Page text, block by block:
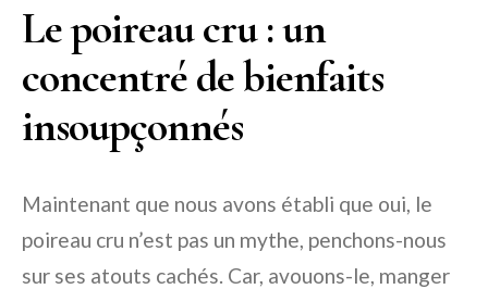
Le poireau cru : un
concentré de bienfaits
insoupçonnés
Maintenant que nous avons établi que oui, le
poireau cru n’est pas un mythe, penchons-nous
sur ses atouts cachés. Car, avouons-le, manger